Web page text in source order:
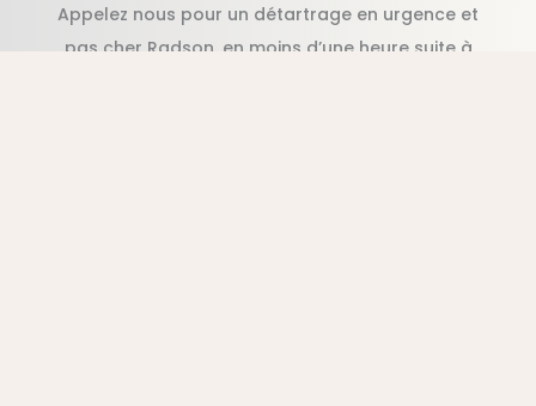
Appelez nous pour un détartrage en urgence et
pas cher Radson, en moins d’une heure suite à